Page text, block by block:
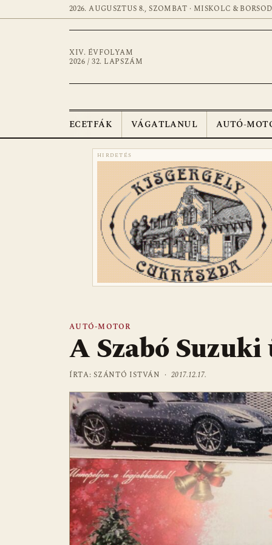
2026. AUGUSZTUS 8., SZOMBAT · MISKOLC & BORSOD
XIV. ÉVFOLYAM
2026 / 32. LAPSZÁM
ECETFÁK VÁGATLANUL AUTÓ-
HIRDETÉS
AUTÓ-MOTOR
A Szabó Suzuki
ÍRTA: SZÁNTÓ ISTVÁN ·2017.12.17.